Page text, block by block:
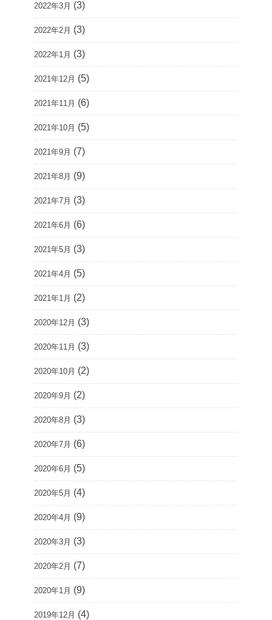
2022年3月 (3)
2022年2月 (3)
2022年1月 (3)
2021年12月 (5)
2021年11月 (6)
2021年10月 (5)
2021年9月 (7)
2021年8月 (9)
2021年7月 (3)
2021年6月 (6)
2021年5月 (3)
2021年4月 (5)
2021年1月 (2)
2020年12月 (3)
2020年11月 (3)
2020年10月 (2)
2020年9月 (2)
2020年8月 (3)
2020年7月 (6)
2020年6月 (5)
2020年5月 (4)
2020年4月 (9)
2020年3月 (3)
2020年2月 (7)
2020年1月 (9)
2019年12月 (4)